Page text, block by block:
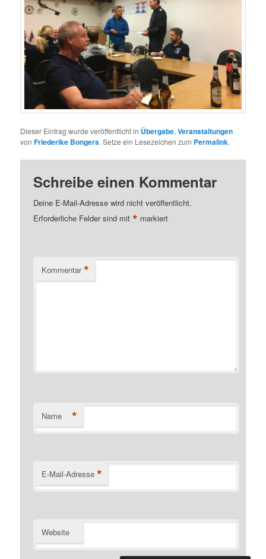
Dieser Eintrag wurde veröffentlicht in Übergabe,Veranstaltungen
vonFriederike Bongers. Setze ein Lesezeichen zum Permalink.
Schreibe einen Kommentar
Deine E-Mail-Adresse wird nicht veröffentlicht.
Erforderliche Felder sind mit* markiert
Kommentar *
Name *
E-Mail-Adresse *
Website